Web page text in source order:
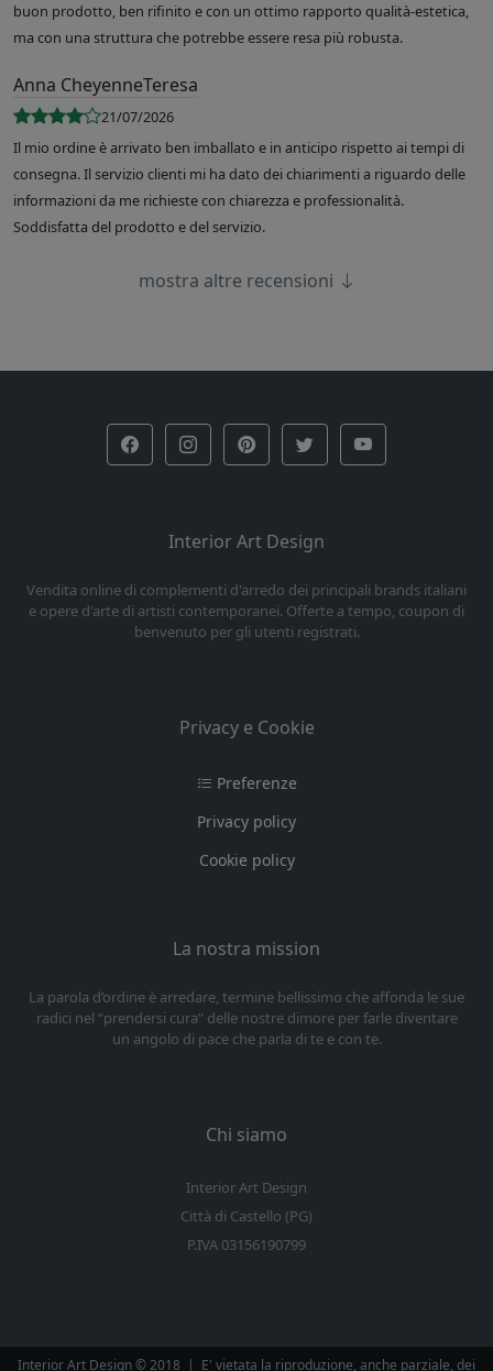
buon prodotto, ben rifinito e con un ottimo rapporto qualità-estetica,
ma con una struttura che potrebbe essere resa più robusta.
Anna CheyenneTeresa
21/07/2026
Il mio ordine è arrivato ben imballato e in anticipo rispetto ai tempi di
consegna. Il servizio clienti mi ha dato dei chiarimenti a riguardo delle
informazioni da me richieste con chiarezza e professionalità.
Soddisfatta del prodotto e del servizio.
mostra altre recensioni
Interior Art Design
Vendita online di complementi d'arredo dei principali brands italiani
e opere d'arte di artisti contemporanei. Offerte a tempo, coupon di
benvenuto per gli utenti registrati.
Privacy e Cookie
Preferenze
Privacy policy
Cookie policy
La nostra mission
La parola d’ordine è arredare, termine bellissimo che affonda le sue
radici nel “prendersi cura” delle nostre dimore per farle diventare
un angolo di pace che parla di te e con te.
Chi siamo
Interior Art Design
Città di Castello (PG)
P.IVA 03156190799
Interior Art Design © 2018 | E' vietata la riproduzione, anche parziale, dei